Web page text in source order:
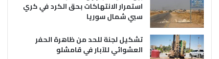
استمرار الانتهاكات بحق الكرد في كري
سبي شمال سوريا
تشكيل لجنة للحد من ظاهرة الحفر
العشوائي للآبار في قامشلو